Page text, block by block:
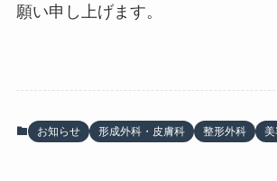
願い申し上げます。
お知らせ 形成外科・皮膚科 整形外科